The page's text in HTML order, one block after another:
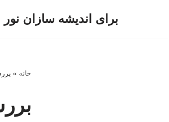
برای اندیشه سازان نور
خانه »